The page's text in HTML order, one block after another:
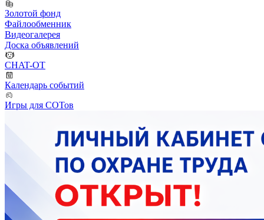
Золотой фонд
Файлообменник
Видеогалерея
Доска объявлений
CHAT-OT
Календарь событий
Игры для СОТов